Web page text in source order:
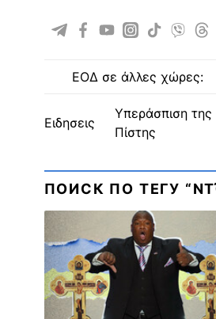
ΕΟΔ σε άλλες χώρες:
ειδησεις
Υπεράσπιση της
Πίστης
ПОИСК ПО ТЕГУ